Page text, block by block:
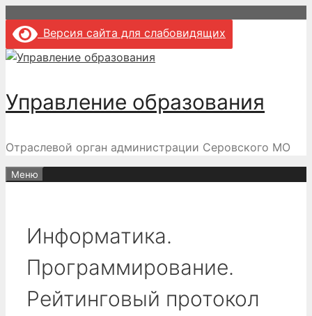
содержимому
Версия сайта для слабовидящих
Управление образования
Отраслевой орган администрации Серовского МО
Меню
Информатика.
Программирование.
Рейтинговый протокол